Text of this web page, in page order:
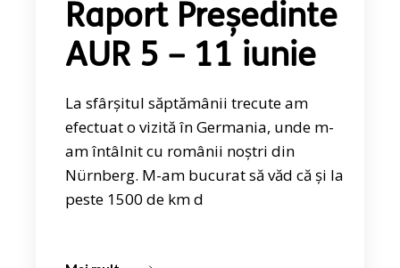
Raport Președinte
AUR 5 – 11 iunie
La sfârșitul săptămânii trecute am
efectuat o vizită în Germania, unde m-
am întâlnit cu românii noștri din
Nürnberg. M-am bucurat să văd că și la
peste 1500 de km d